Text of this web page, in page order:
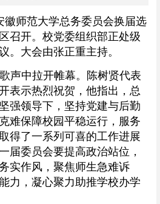
徽师范大学总务委员会换届选
召开。校党委组织部正处级
。大会由张正重主持。
声中拉开帷幕。陈树贤代表
表示热烈祝贺，他指出，总
强领导下，坚持党建与后勤
难保障校园平稳运行，服务
得了一系列可喜的工作进展
届委员会要提高政治站位，
实作风，聚焦师生急难诉
力，凝心聚力助推学校办学